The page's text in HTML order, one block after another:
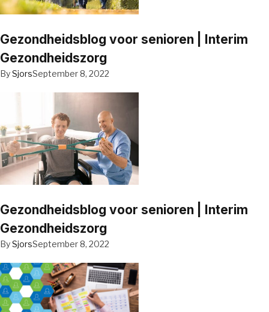
Gezondheidsblog voor senioren | Interim
Gezondheidszorg
BySjorsSeptember 8, 2022
Gezondheidsblog voor senioren | Interim
Gezondheidszorg
BySjorsSeptember 8, 2022